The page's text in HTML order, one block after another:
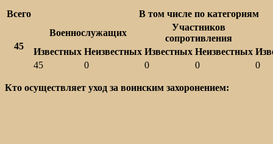
Всего В том числе по категориям
45
Военнослужащих
Участников
сопротивления
Известных Неизвестных Известных Неизвестных
45
0 0 0 0
Кто осуществляет уход за воинским захоронением: